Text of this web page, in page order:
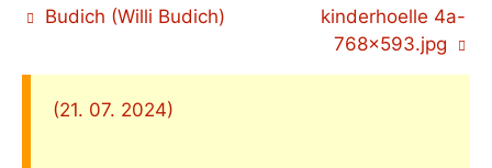
Budich (Willi Budich)
kinderhoelle 4a-
768×593.jpg
(21. 07. 2024)